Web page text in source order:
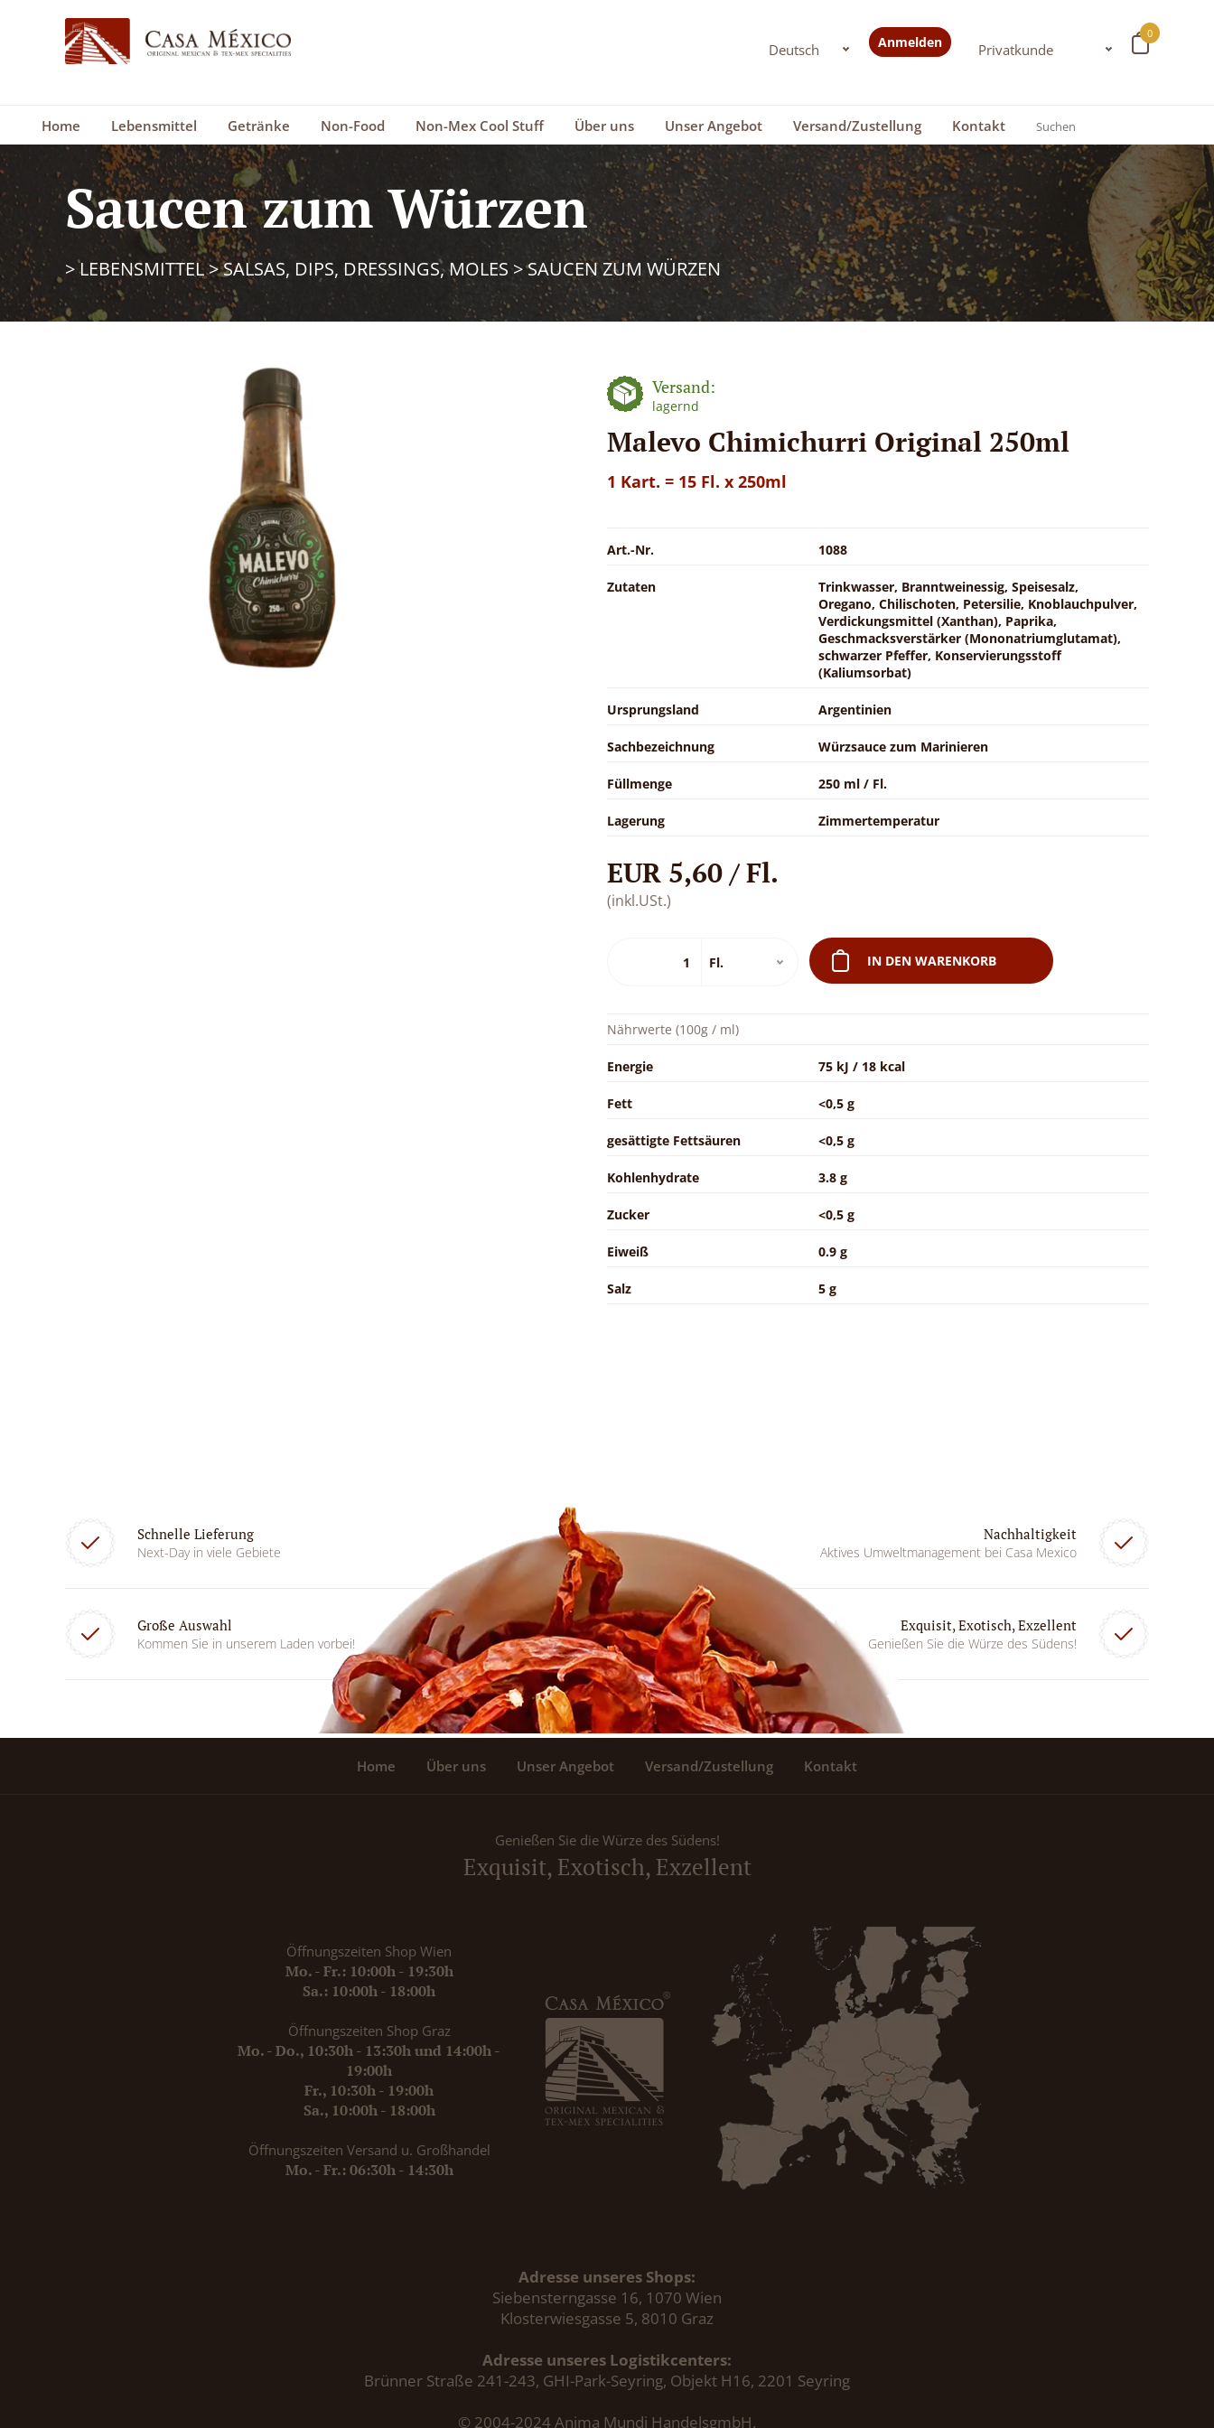
0
Anmelden
Home Lebensmittel Getränke Non-Food Non-Mex Cool Stuff Über uns Unser Angebot Versand/Zustellung Kontakt
Saucen zum Würzen
>LEBENSMITTEL>SALSAS, DIPS, DRESSINGS, MOLES>SAUCEN ZUM WÜRZEN
Versand:
lagernd
Malevo Chimichurri Original 250ml
1 Kart. = 15 Fl. x 250ml
Art.-Nr. 1088
Zutaten
Trinkwasser, Branntweinessig, Speisesalz,
Oregano, Chilischoten, Petersilie, Knoblauchpulver,
Verdickungsmittel (Xanthan), Paprika,
Geschmacksverstärker (Mononatriumglutamat),
schwarzer Pfeffer, Konservierungsstoff
(Kaliumsorbat)
Ursprungsland Argentinien
Sachbezeichnung Würzsauce zum Marinieren
Füllmenge 250 ml / Fl.
Lagerung Zimmertemperatur
EUR 5,60 / Fl.
(inkl.USt.)
IN DEN WARENKORB
Nährwerte (100g / ml)
Energie 75 kJ / 18 kcal
Fett <0,5 g
gesättigte Fettsäuren <0,5 g
Kohlenhydrate 3.8 g
Zucker <0,5 g
Eiweiß 0.9 g
Salz 5 g
Schnelle Lieferung
Next-Day in viele Gebiete
Nachhaltigkeit
Aktives Umweltmanagement bei Casa Mexico
Große Auswahl
Kommen Sie in unserem Laden vorbei!
Exquisit, Exotisch, Exzellent
Genießen Sie die Würze des Südens!
Home Über uns Unser Angebot Versand/Zustellung Kontakt
Genießen Sie die Würze des Südens!
Exquisit, Exotisch, Exzellent
Öffnungszeiten Shop Wien
Mo. - Fr.: 10:00h - 19:30h
Sa.: 10:00h - 18:00h
Öffnungszeiten Shop Graz
Mo. - Do., 10:30h - 13:30h und 14:00h -
19:00h
Fr., 10:30h - 19:00h
Sa., 10:00h - 18:00h
Öffnungszeiten Versand u. Großhandel
Mo. - Fr.: 06:30h - 14:30h
Adresse unseres Shops:
Siebensterngasse 16, 1070 Wien
Klosterwiesgasse 5, 8010 Graz
Adresse unseres Logistikcenters:
Brünner Straße 241-243, GHI-Park-Seyring, Objekt H16, 2201 Seyring
© 2004-2024 Anima Mundi HandelsgmbH.